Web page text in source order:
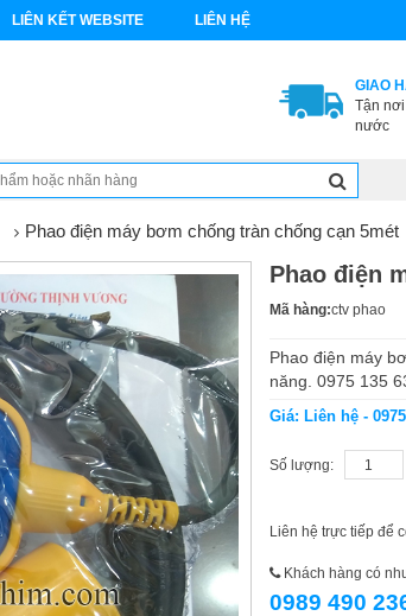
LIÊN KẾT WEBSITE LIÊN HỆ
GIAO
Tận
nước
Phao điện máy bơm chống tràn chống cạn 5mét
Phao điện
Mã hàng:ctv phao
Phao điện máy
năng. 0975 135
Giá: Liên hệ -
Số lượng:
Liên hệ trực tiếp để
Khách hàng có
0989 490